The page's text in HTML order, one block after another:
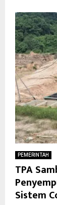
PEMERINTAH
TPA
Sistem